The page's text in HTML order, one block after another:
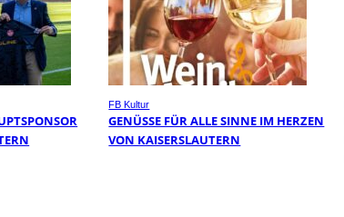
FB Kultur
GENÜSSE FÜR ALLE SINNE IM HERZEN
VON KAISERSLAUTERN